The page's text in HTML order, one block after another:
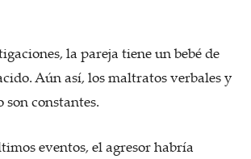
la pareja tiene un bebé de
Aún así, los maltratos verbales y
son constantes.
eventos, el agresor habría